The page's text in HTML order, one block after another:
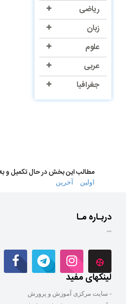
ریاضی
زبان
علوم
عربی
جغرافیا
مطالب این بخش در حال تکمیل و
اولین آخرین
دربـاره مـا
""
لینکهای مفید
- سایت مرکزی آموزش و پرورش